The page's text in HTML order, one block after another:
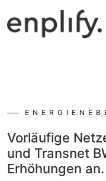
Filtern
Vorläufige
und Transnet
Erhöhungen an.